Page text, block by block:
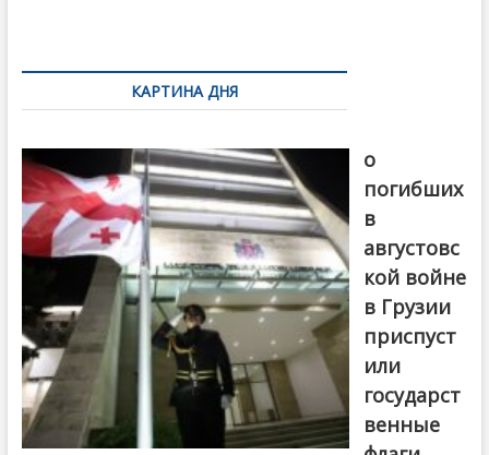
по
записямКАРТИНА ДНЯ
о
погибших
в
августовс
кой войне
в Грузии
приспуст
или
государст
венные